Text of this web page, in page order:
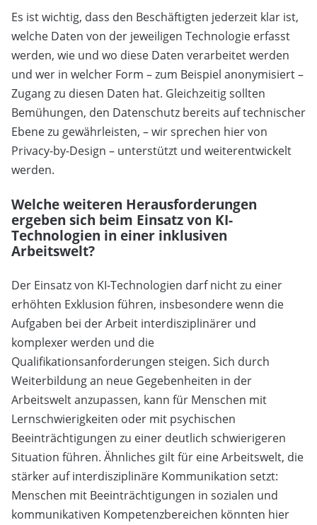
Es ist wichtig, dass den Beschäftigten jederzeit klar ist,
welche Daten von der jeweiligen Technologie erfasst
werden, wie und wo diese Daten verarbeitet werden
und wer in welcher Form – zum Beispiel anonymisiert –
Zugang zu diesen Daten hat. Gleichzeitig sollten
Bemühungen, den Datenschutz bereits auf technischer
Ebene zu gewährleisten, – wir sprechen hier von
Privacy-by-Design – unterstützt und weiterentwickelt
werden.
Welche weiteren Herausforderungen
ergeben sich beim Einsatz von KI-
Technologien in einer inklusiven
Arbeitswelt?
Der Einsatz von KI-Technologien darf nicht zu einer
erhöhten Exklusion führen, insbesondere wenn die
Aufgaben bei der Arbeit interdisziplinärer und
komplexer werden und die
Qualifikationsanforderungen steigen. Sich durch
Weiterbildung an neue Gegebenheiten in der
Arbeitswelt anzupassen, kann für Menschen mit
Lernschwierigkeiten oder mit psychischen
Beeinträchtigungen zu einer deutlich schwierigeren
Situation führen. Ähnliches gilt für eine Arbeitswelt, die
stärker auf interdisziplinäre Kommunikation setzt:
Menschen mit Beeinträchtigungen in sozialen und
kommunikativen Kompetenzbereichen könnten hier